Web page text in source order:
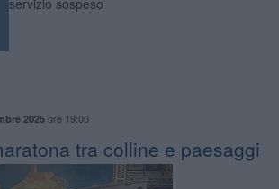
2025ore 19:00
tra colline e paesaggi